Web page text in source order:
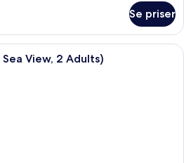
Se priser
En balkon med to stole og en
View, 2 Adults)